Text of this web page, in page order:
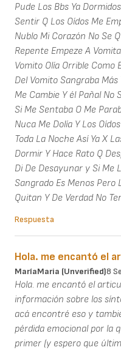
Pude Los Bbs Ya
Sentir Q Los Oídos Me
Nublo Mi Corazón No Se
Repente Empeze A
Vomito Olía Orrible Como
Del Vomito Sangraba
Me Cambie Y él Pañal No
Si Me Sentaba O Me
Nuca Me Dolía Y Los
Toda La Noche Así Ya X
Dormir Y Hace Rato Q
Di De Desayunar y Si Me
Sangrado Es Menos Pero
Quitan Y De Verdad No
Respuesta
Hola. me encantó el
MaríaMaria (unverified)8
Hola. me encantó el
información sobre los
acá encontré eso y
pérdida emocional por la
primer (y espero que